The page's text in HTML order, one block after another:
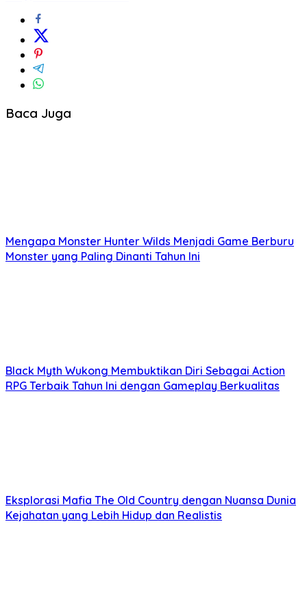
Baca Juga
Mengapa Monster Hunter Wilds Menjadi Game Berburu
Monster yang Paling Dinanti Tahun Ini
Black Myth Wukong Membuktikan Diri Sebagai Action
RPG Terbaik Tahun Ini dengan Gameplay Berkualitas
Eksplorasi Mafia The Old Country dengan Nuansa Dunia
Kejahatan yang Lebih Hidup dan Realistis